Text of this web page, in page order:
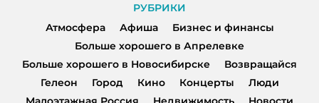
РУБРИКИ
Атмосфера
Афиша
Бизнес и финансы
Больше хорошего в Апрелевке
Больше хорошего в Новосибирске
Возвращайся
Гелеон
Город Кино Концерты
Люди